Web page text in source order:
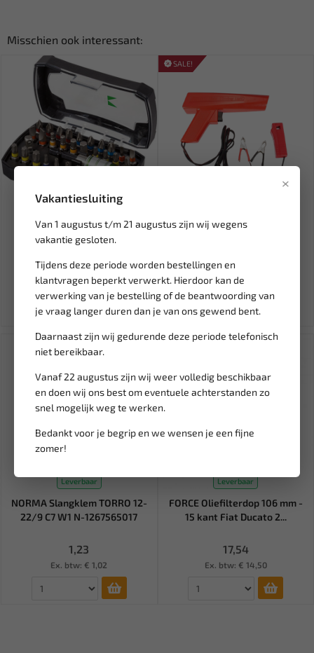
×
Vakantiesluiting
Van 1 augustus t/m 21 augustus zijn wij wegens
vakantie gesloten.
Tijdens deze periode worden bestellingen en
klantvragen beperkt verwerkt. Hierdoor kan de
verwerking van je bestelling of de beantwoording van
je vraag langer duren dan je van ons gewend bent.
Daarnaast zijn wij gedurende deze periode telefonisch
niet bereikbaar.
Vanaf 22 augustus zijn wij weer volledig beschikbaar
en doen wij ons best om eventuele achterstanden zo
snel mogelijk weg te werken.
Bedankt voor je begrip en we wensen je een fijne
zomer!
Misschien ook interessant:
Leverbaar
COBIT Bitset + bithouder 32-
delig allrounder met k...
28,86
Ex. btw: € 23,85
SALE!
WEBER TOOLS Stroboscoop
40,63
Ex. btw: € 33,58
Leverbaar
NORMA Slangklem TORRO 12-
22/9 C7 W1 N-1267565017
1,23
Ex. btw: € 1,02
Leverbaar
FORCE Oliefilterdop 106 mm -
15 kant Fiat Ducato 2...
17,54
Ex. btw: € 14,50